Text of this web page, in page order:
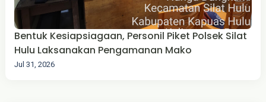
Bentuk Kesiapsiagaan, Personil Piket Polsek Silat
Hulu Laksanakan Pengamanan Mako
Jul 31, 2026